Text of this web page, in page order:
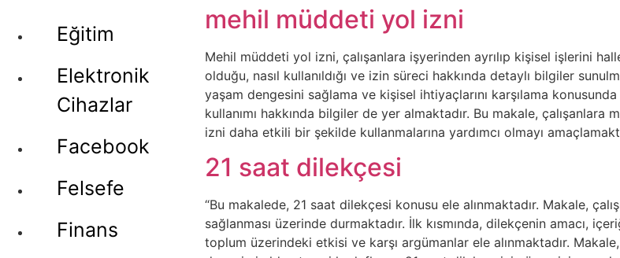
Eğitim
Elektronik
Cihazlar
Facebook
Felsefe
Finans
mehil müddeti yol izni
Mehil müddeti yol izni, çalışanlara işyerinden ayrılıp kişisel işlerini
olduğu, nasıl kullanıldığı ve izin süreci hakkında detaylı bilgiler
yaşam dengesini sağlama ve kişisel ihtiyaçlarını karşılama
kullanımı hakkında bilgiler de yer almaktadır. Bu makale,
izni daha etkili bir şekilde kullanmalarına yardımcı olmayı
21 saat dilekçesi
“Bu makalede, 21 saat dilekçesi konusu ele alınmaktadır. Makale,
sağlanması üzerinde durmaktadır. İlk kısmında, dilekçenin amacı,
toplum üzerindeki etkisi ve karşı argümanlar ele alınmaktadır.